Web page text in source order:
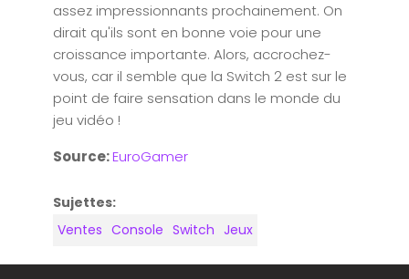
assez impressionnants prochainement. On
dirait qu'ils sont en bonne voie pour une
croissance importante. Alors, accrochez-
vous, car il semble que la Switch 2 est sur le
point de faire sensation dans le monde du
jeu vidéo !
Source:EuroGamer
Sujettes:
Ventes Console Switch Jeux